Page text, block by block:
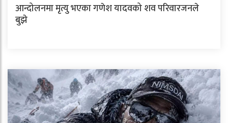
आन्दोलनमा मृत्यु भएका गणेश यादवको शव परिवारजनले
बुझे